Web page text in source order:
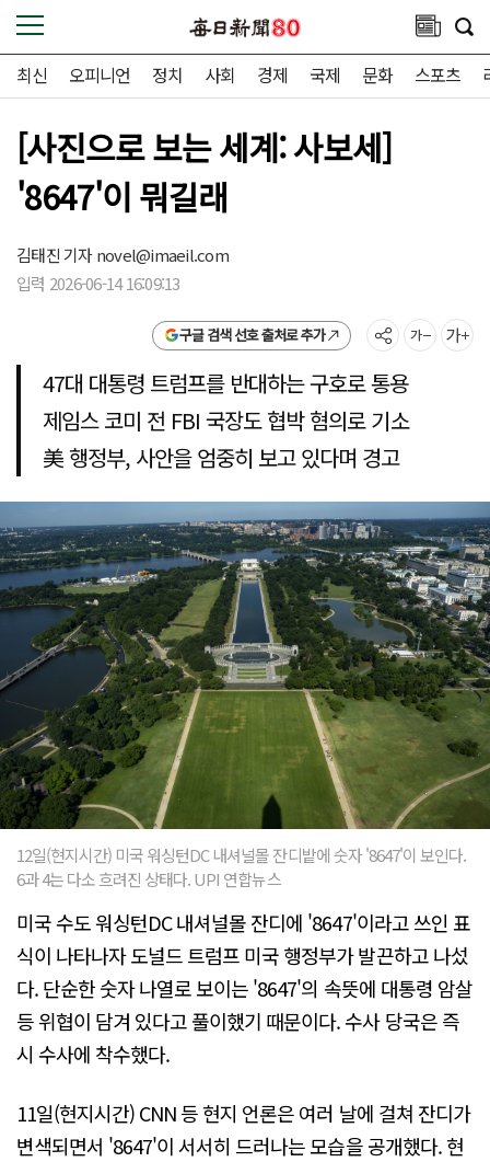
최신 오피니언 정치 사회 경제 국제 문화 스포츠
[사진으로 보는 세계: 사보세]
'8647'이 뭐길래
김태진 기자novel@imaeil.com
입력 2026-06-14 16:09:13
구글 검색 선호 출처로 추가
47대 대통령 트럼프를 반대하는 구호로 통용
제임스 코미 전 FBI 국장도 협박 혐의로 기소
美 행정부, 사안을 엄중히 보고 있다며 경고
12일(현지시간) 미국 워싱턴DC 내셔널몰 잔디밭에 숫자 '8647'이 보인다.
6과 4는 다소 흐려진 상태다. UPI 연합뉴스
미국 수도 워싱턴DC 내셔널몰 잔디에 '8647'이라고 쓰인 표
식이 나타나자 도널드 트럼프 미국 행정부가 발끈하고 나섰
다. 단순한 숫자 나열로 보이는 '8647'의 속뜻에 대통령 암살
등 위협이 담겨 있다고 풀이했기 때문이다. 수사 당국은 즉
시 수사에 착수했다.
11일(현지시간) CNN 등 현지 언론은 여러 날에 걸쳐 잔디가
변색되면서 '8647'이 서서히 드러나는 모습을 공개했다. 현